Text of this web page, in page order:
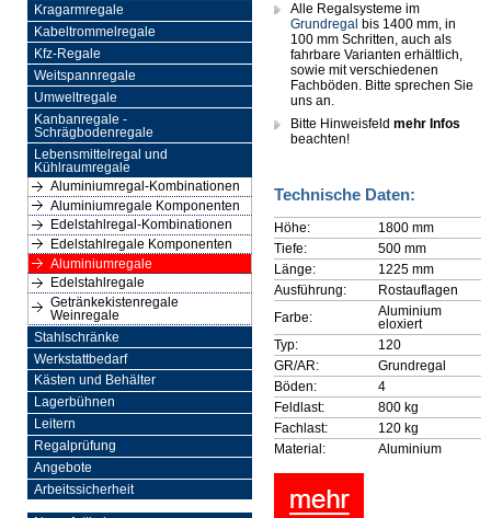
Kragarmregale
Kabeltrommelregale
Kfz-Regale
Weitspannregale
Umweltregale
Kanbanregale -
Schrägbodenregale
Lebensmittelregal und
Kühlraumregale
Aluminiumregal-Kombinationen
Aluminiumregale Komponenten
Edelstahlregal-Kombinationen
Edelstahlregale Komponenten
Aluminiumregale
Edelstahlregale
Getränkekistenregale
Weinregale
Stahlschränke
Werkstattbedarf
Kästen und Behälter
Lagerbühnen
Leitern
Regalprüfung
Angebote
Arbeitssicherheit
Alle Regalsysteme im
Grundregal bis 1400 mm, in
100 mm Schritten, auch als
fahrbare Varianten erhältlich,
sowie mit verschiedenen
Fachböden. Bitte sprechen Sie
uns an.
Bitte Hinweisfeld mehr Infos
beachten!
Technische Daten:
Höhe:
1800 mm
Tiefe:
500 mm
Länge:
1225 mm
Ausführung:
Rostauflagen
Farbe:
Aluminium
eloxiert
Typ:
120
GR/AR:
Grundregal
Böden:
4
Feldlast:
800 kg
Fachlast:
120 kg
Material:
Aluminium